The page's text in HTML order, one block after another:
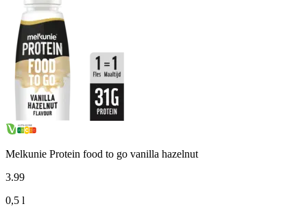
Melkunie Protein food to go vanilla hazelnut
3.99
0,5 l